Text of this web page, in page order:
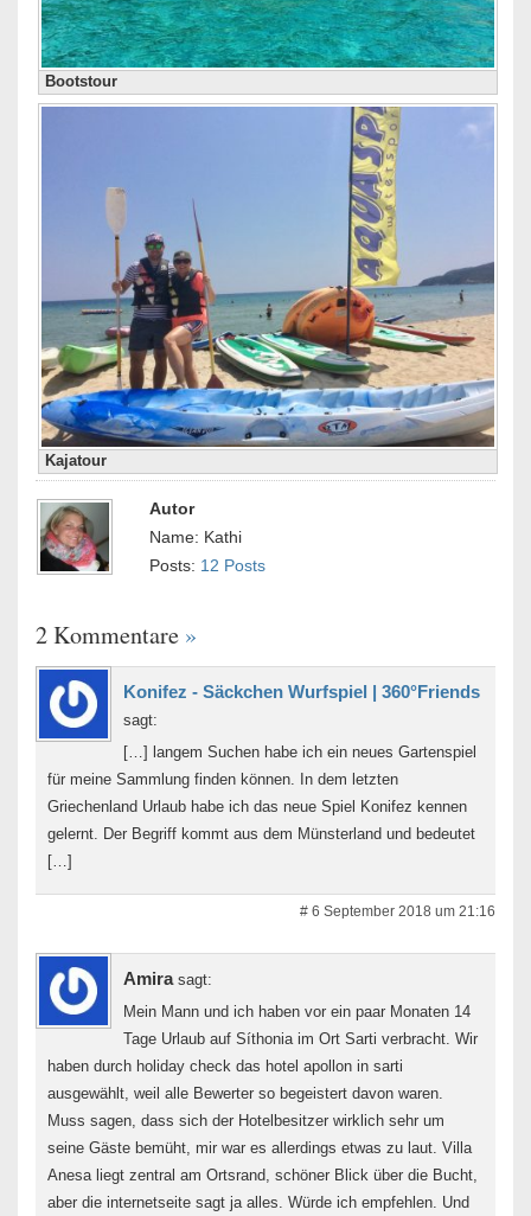
Bootstour
Kajatour
Autor
Name: Kathi
Posts: 12 Posts
2 Kommentare »
Konifez - Säckchen Wurfspiel | 360°Friends
sagt:
[…] langem Suchen habe ich ein neues Gartenspiel
für meine Sammlung finden können. In dem letzten
Griechenland Urlaub habe ich das neue Spiel Konifez kennen
gelernt. Der Begriff kommt aus dem Münsterland und bedeutet
[…]
# 6 September 2018 um 21:16
Amira sagt:
Mein Mann und ich haben vor ein paar Monaten 14
Tage Urlaub auf Síthonia im Ort Sarti verbracht. Wir
haben durch holiday check das hotel apollon in sarti
ausgewählt, weil alle Bewerter so begeistert davon waren.
Muss sagen, dass sich der Hotelbesitzer wirklich sehr um
seine Gäste bemüht, mir war es allerdings etwas zu laut. Villa
Anesa liegt zentral am Ortsrand, schöner Blick über die Bucht,
aber die internetseite sagt ja alles. Würde ich empfehlen. Und